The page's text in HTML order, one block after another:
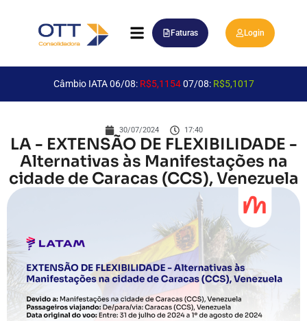
Faturas Login
Câmbio IATA 06/08: R$5,115407/08: R$5,1017
30/07/2024 17:40
LA - EXTENSÃO DE FLEXIBILIDADE -
Alternativas às Manifestações na
cidade de Caracas (CCS), Venezuela